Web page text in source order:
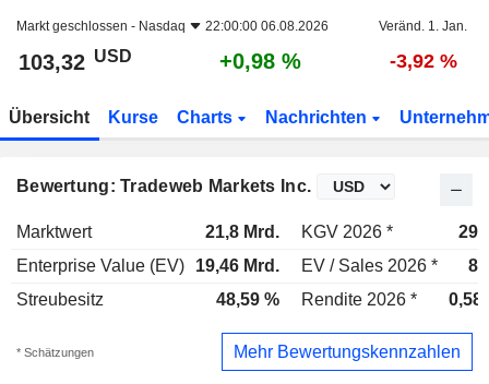
Markt geschlossen - Nasdaq 22:00:00 06.08.2026 Veränd. 1. Jan.
103,32 USD +0,98 % -3,92 %
Übersicht Kurse Charts Nachrichten
Bewertung: Tradeweb Markets Inc.
Marktwert 21,8 Mrd. KGV 2026 *
Enterprise Value (EV)
19,46 Mrd. EV / Sales 2026 *
Streubesitz
48,59 % Rendite 2026 * 0,58
* Schätzungen Mehr Bewertungskennzahlen